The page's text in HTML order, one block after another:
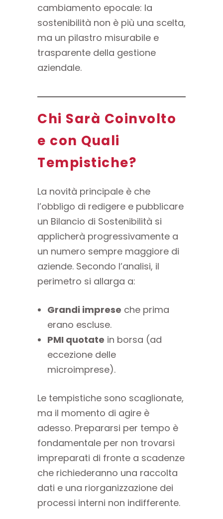
cambiamento epocale: la
sostenibilità non è più una scelta,
ma un pilastro misurabile e
trasparente della gestione
aziendale.
Chi Sarà Coinvolto
e con Quali
Tempistiche?
La novità principale è che
l’obbligo di redigere e pubblicare
un Bilancio di Sostenibilità si
applicherà progressivamente a
un numero sempre maggiore di
aziende. Secondo l’analisi, il
perimetro si allarga a:
Grandi imprese che prima
erano escluse.
PMI quotate in borsa (ad
eccezione delle
microimprese).
Le tempistiche sono scaglionate,
ma il momento di agire è
adesso. Prepararsi per tempo è
fondamentale per non trovarsi
impreparati di fronte a scadenze
che richiederanno una raccolta
dati e una riorganizzazione dei
processi interni non indifferente.